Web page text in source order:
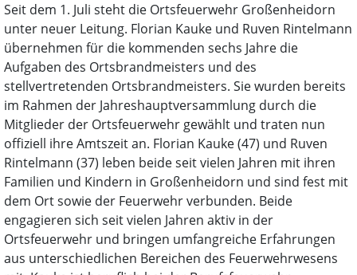
Seit dem 1. Juli steht die Ortsfeuerwehr Großenheidorn
unter neuer Leitung. Florian Kauke und Ruven Rintelmann
übernehmen für die kommenden sechs Jahre die
Aufgaben des Ortsbrandmeisters und des
stellvertretenden Ortsbrandmeisters. Sie wurden bereits
im Rahmen der Jahreshauptversammlung durch die
Mitglieder der Ortsfeuerwehr gewählt und traten nun
offiziell ihre Amtszeit an. Florian Kauke (47) und Ruven
Rintelmann (37) leben beide seit vielen Jahren mit ihren
Familien und Kindern in Großenheidorn und sind fest mit
dem Ort sowie der Feuerwehr verbunden. Beide
engagieren sich seit vielen Jahren aktiv in der
Ortsfeuerwehr und bringen umfangreiche Erfahrungen
aus unterschiedlichen Bereichen des Feuerwehrwesens